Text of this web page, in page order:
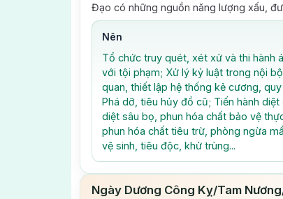
Đạo có những nguồn năng lượng xấu,
Nên
Tổ chức truy quét, xét xử và thi hành
với tội phạm; Xử lý kỷ luật trong nội
quan, thiết lập hệ thống kẻ cương, quy
Phá dỡ, tiêu hủy đồ cũ; Tiến hành diệt
diệt sâu bọ, phun hóa chất bảo vệ
phun hóa chất tiêu trừ, phòng ngừa
vệ sinh, tiêu độc, khử trùng...
Ngày Dương Công Kỵ/Tam